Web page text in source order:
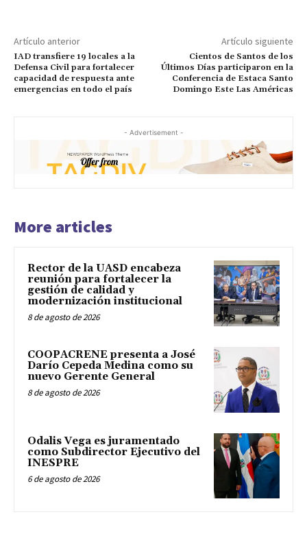
Artículo anterior
IAD transfiere 19 locales a la
Defensa Civil para fortalecer
capacidad de respuesta ante
emergencias en todo el país
Artículo siguiente
Cientos de Santos de los
Últimos Días participaron en la
Conferencia de Estaca Santo
Domingo Este Las Américas
- Advertisement -
More articles
Rector de la UASD encabeza
reunión para fortalecer la
gestión de calidad y
modernización institucional
8 de agosto de 2026
COOPACRENE presenta a José
Darío Cepeda Medina como su
nuevo Gerente General
8 de agosto de 2026
Odalis Vega es juramentado
como Subdirector Ejecutivo del
INESPRE
6 de agosto de 2026